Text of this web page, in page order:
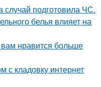
подготовила ЧС.
белья влияет на
вам нравится больше
с кладовку интернет